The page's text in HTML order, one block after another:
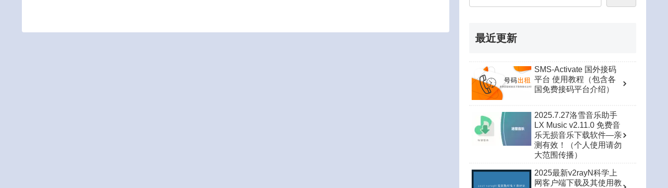
最近更新
SMS-Activate 国外接码
平台 使用教程（包含各
国免费接码平台介绍）
2025.7.27洛雪音乐助手
LX Music v2.11.0 免费音
乐无损音乐下载软件—亲
测有效！（个人使用请勿
大范围传播）
2025最新v2rayN科学上
网客户端下载及其使用教